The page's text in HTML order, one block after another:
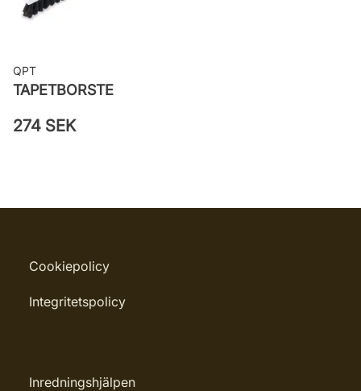
15925
QPT
TAPETBORSTE
274 SEK
Cookiepolicy
Integritetspolicy
Inredningshjälpen